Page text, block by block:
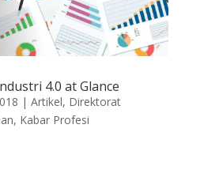
4.0 at Glance
| Artikel, Direktorat
, Kabar Profesi